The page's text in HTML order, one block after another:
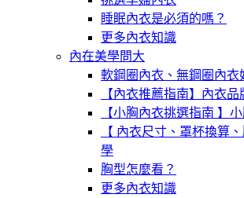
睡眠內衣是必須的嗎？
更多內衣知識
內在美學問大
軟鋼圈內衣、無鋼圈內衣
【內衣推薦指南】內衣品
【小胸內衣挑選指南 】
【 內衣尺寸、罩杯換算
學
胸型怎麼看？
更多內衣知識